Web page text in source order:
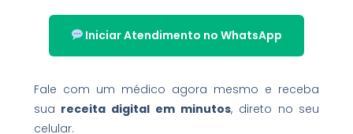
Iniciar Atendimento no WhatsApp
Fale com um médico agora mesmo e receba
sua receita digital em minutos, direto no seu
celular.